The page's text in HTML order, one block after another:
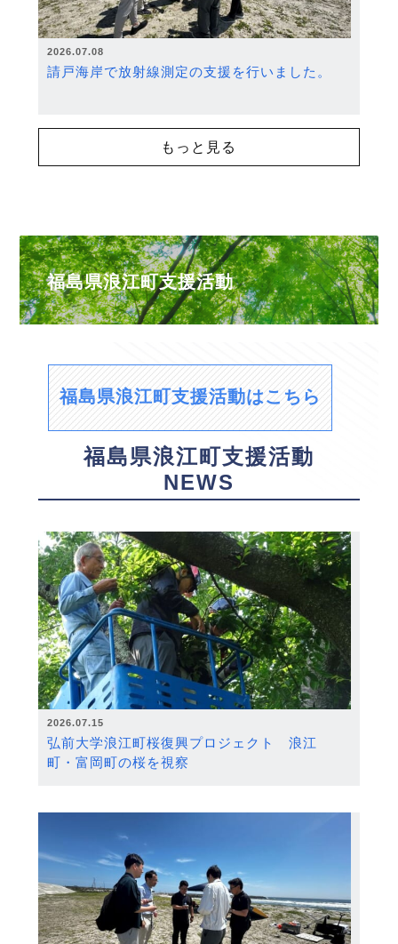
2026.07.08
請戸海岸で放射線測定の支援を行いました。
もっと見る
福島県浪江町支援活動
福島県浪江町支援活動はこちら
福島県浪江町支援活動
NEWS
2026.07.15
弘前大学浪江町桜復興プロジェクト 浪江
町・富岡町の桜を視察